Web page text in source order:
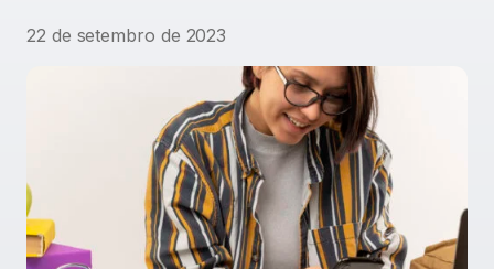
22 de setembro de 2023